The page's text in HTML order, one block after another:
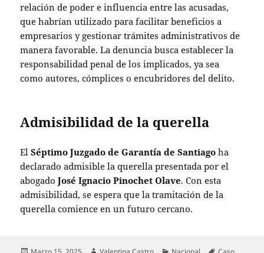
relación de poder e influencia entre las acusadas,
que habrían utilizado para facilitar beneficios a
empresarios y gestionar trámites administrativos de
manera favorable. La denuncia busca establecer la
responsabilidad penal de los implicados, ya sea
como autores, cómplices o encubridores del delito.
Admisibilidad de la querella
ElSéptimo Juzgado de Garantía de Santiago ha
declarado admisible la querella presentada por el
abogadoJosé Ignacio Pinochet Olave. Con esta
admisibilidad, se espera que la tramitación de la
querella comience en un futuro cercano.
Publicado Autor Categorías Etiquetas